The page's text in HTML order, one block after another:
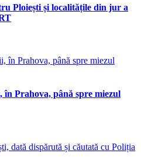
Ploiești și localitățile din jur a
în Prahova, până spre miezul